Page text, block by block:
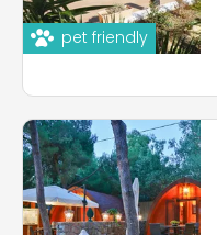
pet friendly